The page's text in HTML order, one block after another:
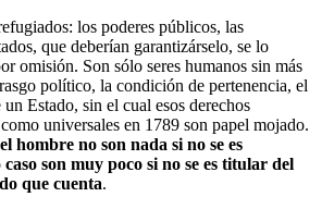
los poderes públicos, las
que deberían garantizárselo, se lo
omisión. Son sólo seres humanos sin más
político, la condición de pertenencia, el
Estado, sin el cual esos derechos
universales en 1789 son papel mojado.
hombre no son nada si no se es
son muy poco si no se es titular del
que cuenta.